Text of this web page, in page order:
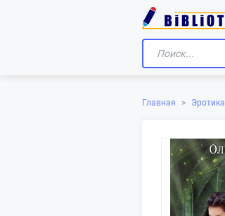
Главная > Эротика